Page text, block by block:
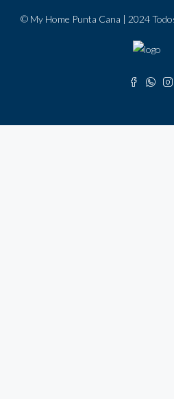
© My Home Punta Cana | 2024